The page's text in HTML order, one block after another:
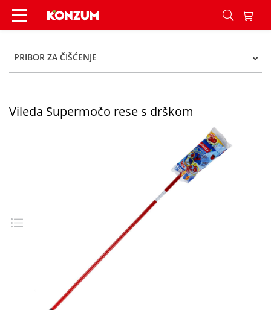
Vileda Supermočo rese s drškom - Konzum
PRIBOR ZA ČIŠĆENJE
Vileda Supermočo rese s drškom